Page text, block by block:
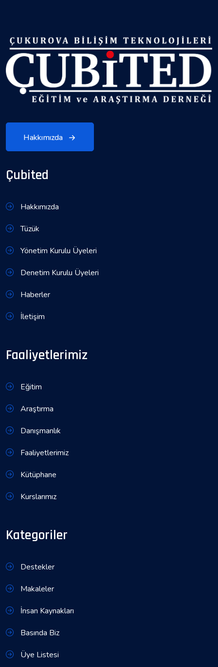
Hakkımızda
Çubited
Hakkımızda
Tüzük
Yönetim Kurulu Üyeleri
Denetim Kurulu Üyeleri
Haberler
İletişim
Faaliyetlerimiz
Eğitim
Araştırma
Danışmanlık
Faaliyetlerimiz
Kütüphane
Kurslarımız
Kategoriler
Destekler
Makaleler
İnsan Kaynakları
Basında Biz
Üye Listesi